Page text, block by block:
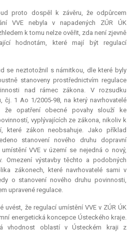
proto dospěl k závěru, že odpůrcem
VVE nebyla v napadených ZÚR ÚK
k tomu nelze ověřit, zda není zjevně
hodnotám, které mají být regulací
se neztotožnil s námitkou, dle které byly
stanoveny prostřednictvím regulace
nad rámec zákona. V rozsudku
čj. 1 Ao 1/2005-98, na který navrhovatelé
že opatření obecné povahy slouží ke
vyplývajících ze zákona, nikoliv k
které zákon neobsahuje. Jako příklad
stanovení nového druhu dopravní
VVE v území se nejedná o nový,
Omezení výstavby těchto a podobných
zákonech, které navrhovatelé sami v
o stanovení nového druhu povinnosti,
upravené regulace.
uvést, že regulací umístění VVE v ZÚR ÚK
energetická koncepce Ústeckého kraje.
vhodnost oblastí v Ústeckém kraji z